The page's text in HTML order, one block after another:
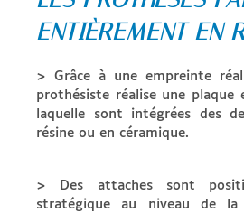
ENTIÈREMENT EN
> Grâce à une empreinte
prothésiste réalise une plaque
laquelle sont intégrées des
résine ou en céramique.
> Des attaches sont
stratégique au niveau de